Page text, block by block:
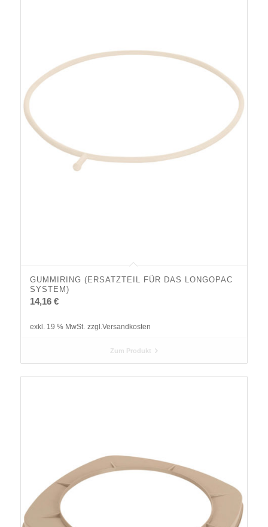
GUMMIRING (ERSATZTEIL FÜR DAS LONGOPAC
SYSTEM)
14,16 €
exkl. 19 % MwSt. zzgl. Versandkosten
Zum Produkt